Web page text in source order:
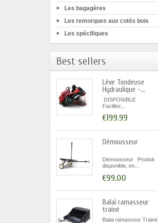
Les bagagères
Les remorques aux cotés bois
Les spécifiques
Best sellers
Lève Tondeuse
Hydraulique -...
DISPONIBLE
Faciliter...
€199.99
Démousseur
Démousseur Produit
disponible, en...
€99.00
Balai ramasseur
trainé
Balai ramasseur Trainé